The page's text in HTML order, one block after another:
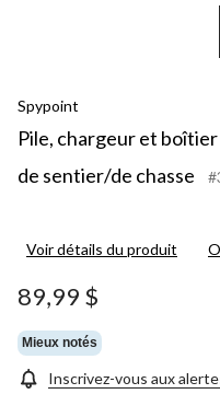
Spypoint
Pile, chargeur et
de sentier/de chasse
Voir détails du produit
89,99 $
Mieux notés
Inscrivez-vous aux